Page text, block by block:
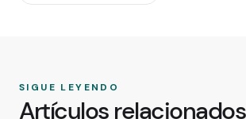
SIGUE LEYENDO
Artículos relacionados